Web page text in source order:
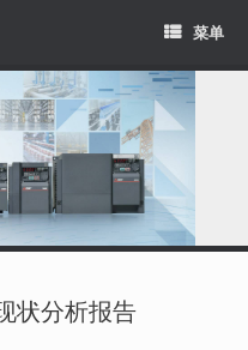
菜单
状分析报告